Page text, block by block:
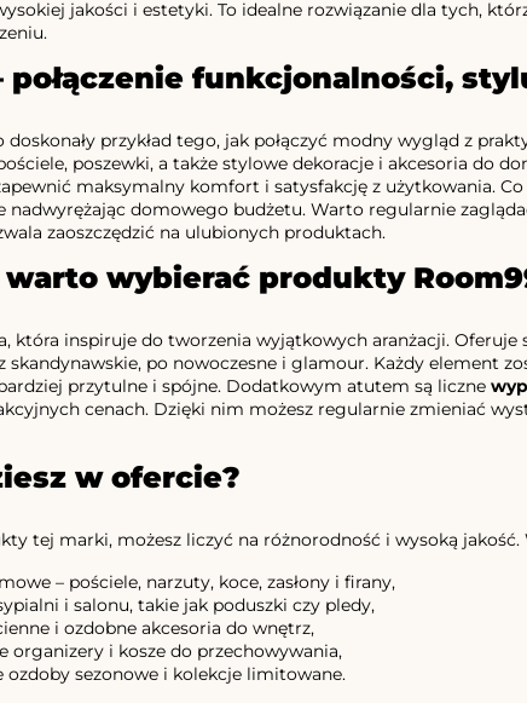
jakości i estetyki. To idealne rozwiązanie dla tych,
połączenie funkcjonalności,
doskonały przykład tego, jak połączyć modny wygląd z
poszewki, a także stylowe dekoracje i akcesoria do
maksymalny komfort i satysfakcję z użytkowania.
nadwyrężając domowego budżetu. Warto regularnie
zaoszczędzić na ulubionych produktach.
warto wybierać produkty
która inspiruje do tworzenia wyjątkowych aranżacji.
skandynawskie, po nowoczesne i glamour. Każdy element
przytulne i spójne. Dodatkowym atutem są liczne
cenach. Dzięki nim możesz regularnie zmieniać
w ofercie?
tej marki, możesz liczyć na różnorodność i wysoką
– pościele, narzuty, koce, zasłony i firany,
i salonu, takie jak poduszki czy pledy,
i ozdobne akcesoria do wnętrz,
organizery i kosze do przechowywania,
ozdoby sezonowe i kolekcje limitowane.